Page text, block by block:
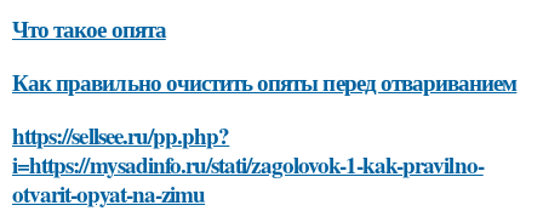
Что такое опята
Как правильно очистить опяты перед отвариванием
https://sellsee.ru/pp.php?
i=https://mysadinfo.ru/stati/zagolovok-1-kak-pravilno-
otvarit-opyat-na-zimu